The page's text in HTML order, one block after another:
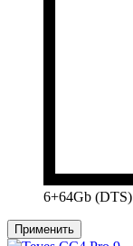
6+64Gb (DTS)
Применить